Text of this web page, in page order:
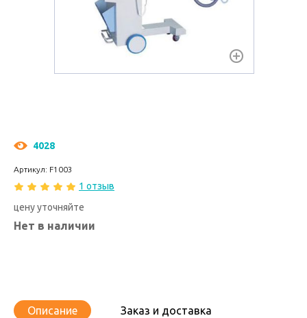
4028
Артикул: F1003
1 отзыв
цену уточняйте
Нет в наличии
Описание
Заказ и доставка